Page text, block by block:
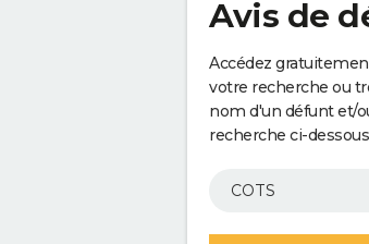
Avis de
Accédez
votre recherche ou
nom d'un défunt et/
recherche ci-